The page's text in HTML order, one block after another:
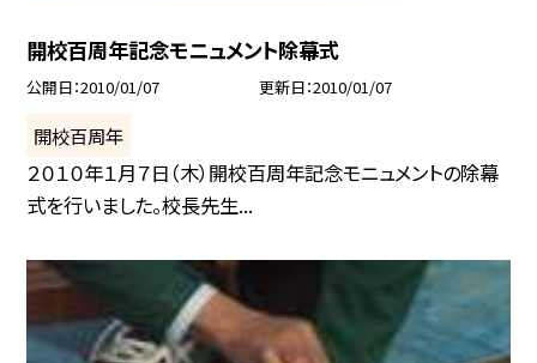
開校百周年記念モニュメント除幕式
公開日 2010/01/07 更新日 2010/01/07
開校百周年
２０１０年１月７日（木）開校百周年記念モニュメントの除幕
式を行いました。校長先生...